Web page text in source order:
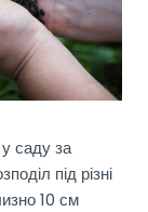
саду за
під різні
10 см